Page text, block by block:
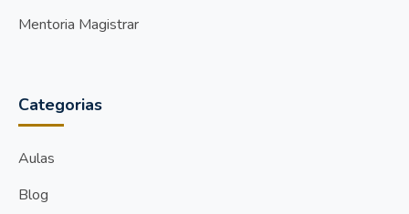
Mentoria Magistrar
Categorias
Aulas
Blog